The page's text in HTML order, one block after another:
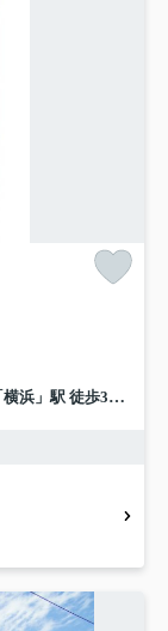
浜」駅 徒歩3分